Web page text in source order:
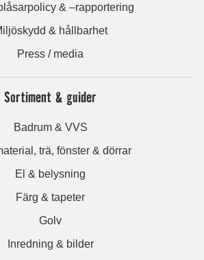
& –rapportering
& hållbarhet
Press / media
Sortiment & guider
Badrum & VVS
trä, fönster & dörrar
El & belysning
Färg & tapeter
Golv
Inredning & bilder